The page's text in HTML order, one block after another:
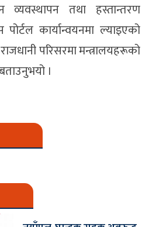
व्यवस्थापन तथा हस्तान्तरण
कार्यान्वयनमा ल्याइएको
परिसरमा मन्त्रालयहरूको
।